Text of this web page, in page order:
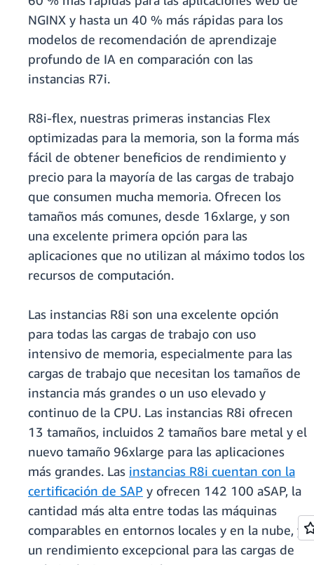
NGINX y hasta un 40 % más rápidas para los
modelos de recomendación de aprendizaje
profundo de IA en comparación con las
instancias R7i.
R8i-flex, nuestras primeras instancias Flex
optimizadas para la memoria, son la forma más
fácil de obtener beneficios de rendimiento y
precio para la mayoría de las cargas de trabajo
que consumen mucha memoria. Ofrecen los
tamaños más comunes, desde 16xlarge, y son
una excelente primera opción para las
aplicaciones que no utilizan al máximo todos los
recursos de computación.
Las instancias R8i son una excelente opción
para todas las cargas de trabajo con uso
intensivo de memoria, especialmente para las
cargas de trabajo que necesitan los tamaños de
instancia más grandes o un uso elevado y
continuo de la CPU. Las instancias R8i ofrecen
13 tamaños, incluidos 2 tamaños bare metal y el
nuevo tamaño 96xlarge para las aplicaciones
más grandes. Las instancias R8i cuentan con la
certificación de SAP y ofrecen 142 100 aSAP, la
cantidad más alta entre todas las máquinas
comparables en entornos locales y en la nube, y
un rendimiento excepcional para las cargas de